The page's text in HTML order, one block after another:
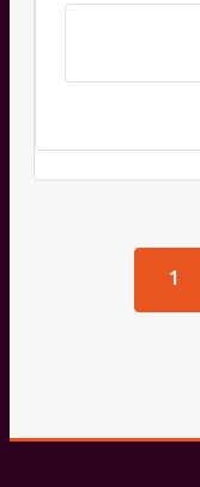
почтового
домена
1